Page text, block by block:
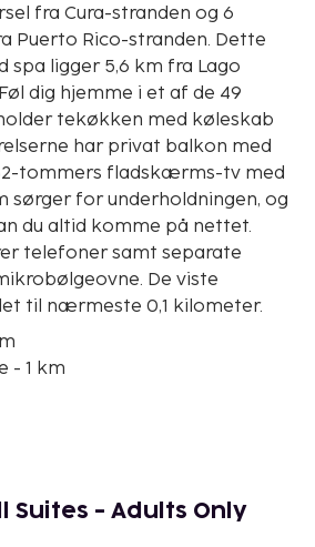
fra Cura-stranden og 6
Rico-stranden. Dette
spa ligger 5,6 km fra Lago
dig hjemme i et af de 49
tekøkken med køleskab
har privat balkon med
tommers fladskærms-tv med
sørger for underholdningen, og
du altid komme på nettet.
telefoner samt separate
De viste
til nærmeste 0,1 kilometer.
- 1 km
3,3 km
Suites - Adults Only